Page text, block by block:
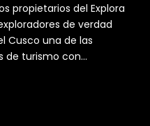
propietarios del Explora
de verdad
Cusco una de las
de turismo con...